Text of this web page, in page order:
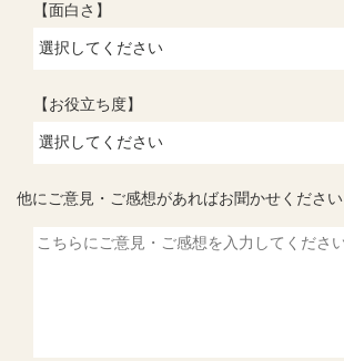
【面白さ】
【お役立ち度】
他にご意見・ご感想があればお聞かせください